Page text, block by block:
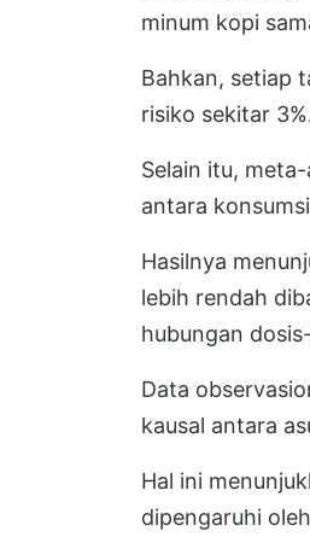
minum kopi
Bahkan, setiap
risiko sekitar
Selain itu,
antara
Hasilnya
lebih rendah
hubungan
Data
kausal antara
Hal ini
dipengaruhi